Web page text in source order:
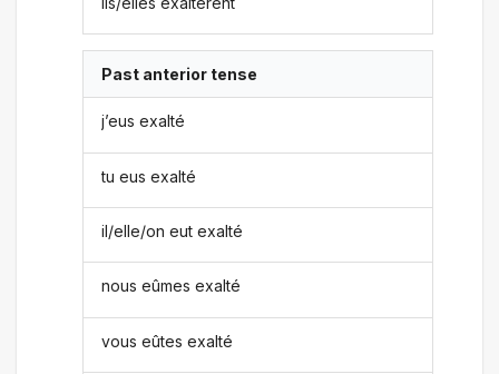
Past anterior tense
j’eus exalté
tu eus exalté
il/elle/on eut exalté
nous eûmes exalté
vous eûtes exalté